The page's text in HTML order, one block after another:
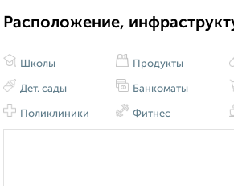
Расположение,
Школы
Дет. сады
Поликлиники
Продукты
Банкоматы
Фитнес